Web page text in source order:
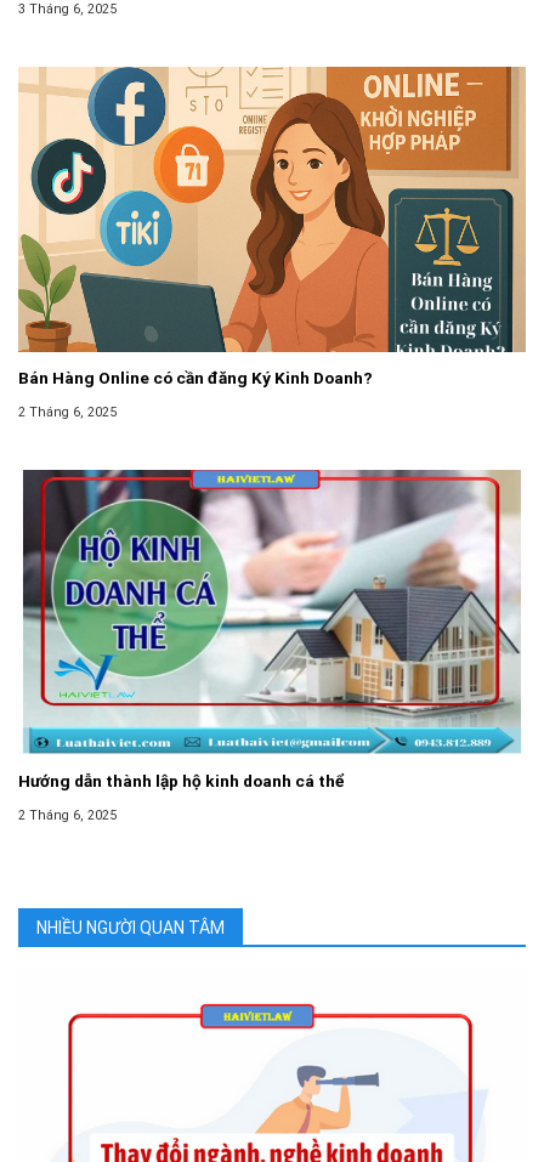
3 Tháng 6, 2025
Bán Hàng Online có cần đăng Ký Kinh Doanh?
2 Tháng 6, 2025
Hướng dẫn thành lập hộ kinh doanh cá thể
2 Tháng 6, 2025
NHIỀU NGƯỜI QUAN TÂM